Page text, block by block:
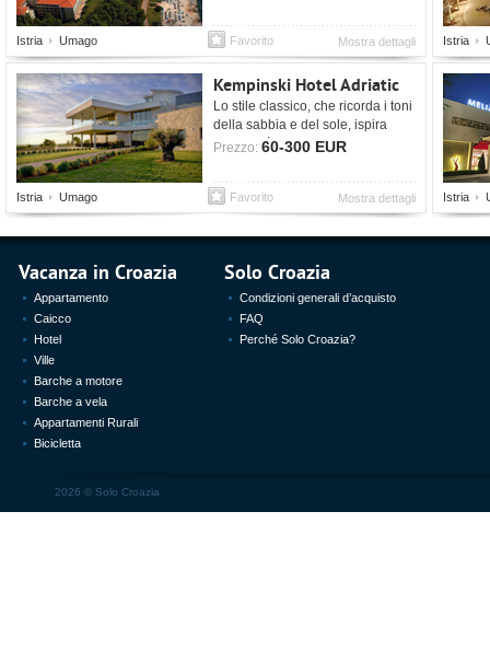
Istria Umago Mostra dettagli
Favorito Istria
Kempinski Hotel Adriatic
Lo stile classico, che ricorda i toni
della sabbia e del sole, ispira
modernità e freschezza.
Prezzo: 60-300 EUR
Istria Umago Mostra dettagli
Favorito Istria
Vacanza in Croazia
Appartamento
Caicco
Hotel
Ville
Barche a motore
Barche a vela
Appartamenti Rurali
Bicicletta
Solo Croazia
Condizioni generali d’acquisto
FAQ
Perché Solo Croazia?
2026 © Solo Croazia